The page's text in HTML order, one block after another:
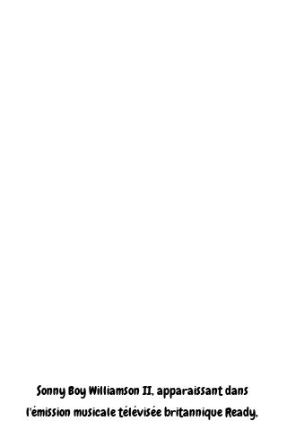
Sonny Boy Williamson II, apparaissant dans
l'émission musicale télévisée britannique Ready,